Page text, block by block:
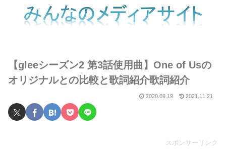
【gleeシーズン2 第3話使用曲】One of Usの
オリジナルとの比較と歌詞紹介歌詞紹介
2020.09.19 2021.11.21
スポンサーリンク